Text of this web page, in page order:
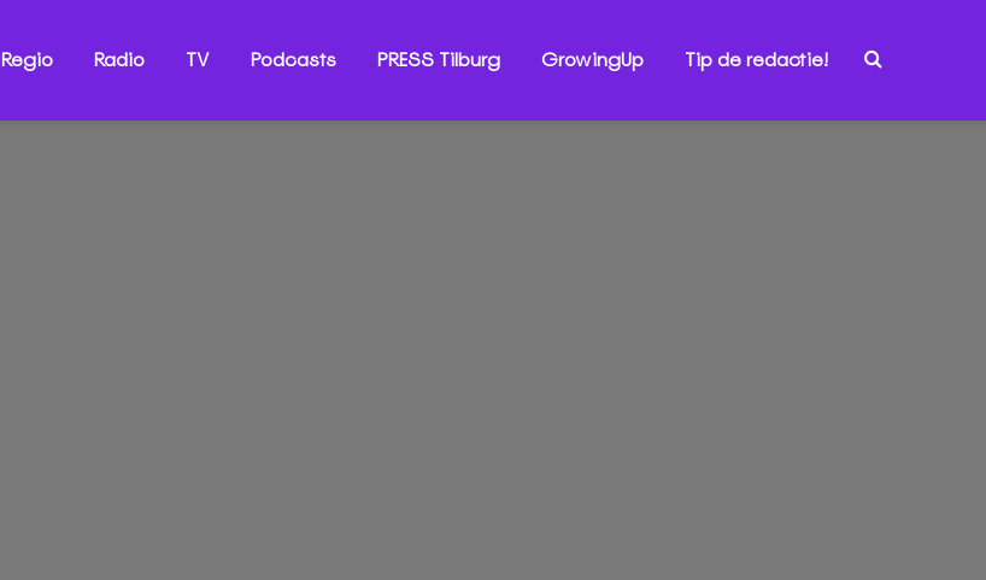
Regio Radio TV Podcasts PRESS Tilburg GrowingUp Tip de redactie!